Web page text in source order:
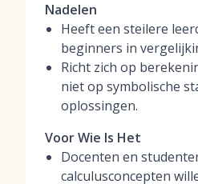
Nadelen
Heeft een steilere
beginners in
Richt zich op
niet op symbolische
oplossingen.
Voor Wie Is Het
Docenten en
calculusconcepten